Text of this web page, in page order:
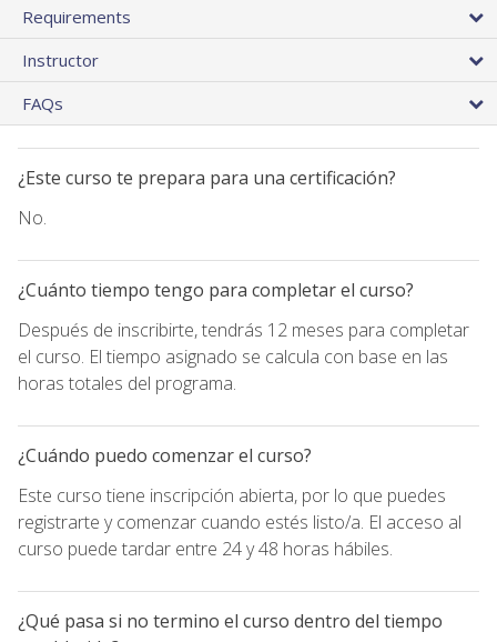
Requirements
Instructor
FAQs
¿Este curso te prepara para una certificación?
No.
¿Cuánto tiempo tengo para completar el curso?
Después de inscribirte, tendrás 12 meses para completar
el curso. El tiempo asignado se calcula con base en las
horas totales del programa.
¿Cuándo puedo comenzar el curso?
Este curso tiene inscripción abierta, por lo que puedes
registrarte y comenzar cuando estés listo/a. El acceso al
curso puede tardar entre 24 y 48 horas hábiles.
¿Qué pasa si no termino el curso dentro del tiempo